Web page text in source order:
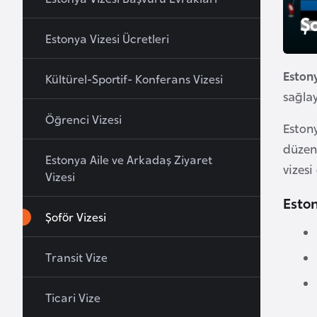
Estonya Vizesi Ücretleri
Kültürel-Sportif- Konferans Vizesi
Öğrenci Vizesi
Estonya Aile ve Arkadaş Ziyaret
Vizesi
Şoför Vizesi
Transit Vize
Ticari Vize
y
z
r
b
a
y
c
a
n